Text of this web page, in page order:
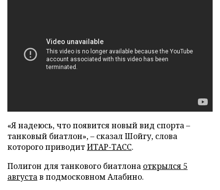
«Я надеюсь, что появится новый вид спорта –
танковый биатлон», – сказал Шойгу, слова
которого приводитИТАР-ТАСС.
Полигон для танкового биатлона открылся 5
августав подмосковном Алабино.